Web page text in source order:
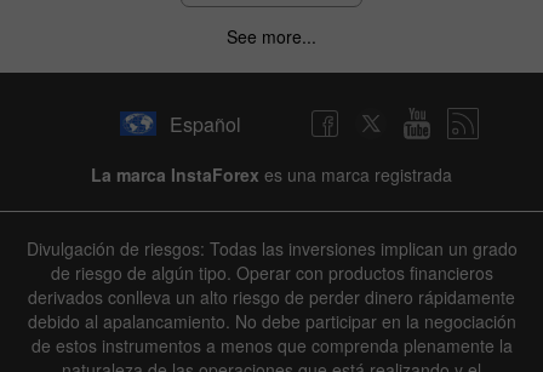
See more...
Español
La marca InstaForex es una marca registrada
Divulgación de riesgos: Todas las inversiones implican un grado
de riesgo de algún tipo. Operar con productos financieros
derivados conlleva un alto riesgo de perder dinero rápidamente
debido al apalancamiento. No debe participar en la negociación
de estos instrumentos a menos que comprenda plenamente la